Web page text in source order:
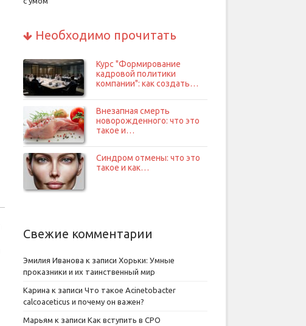
Необходимо прочитать
Курс "Формирование
кадровой политики
компании": как создать…
Внезапная смерть
новорожденного: что это
такое и…
Синдром отмены: что это
такое и как…
Свежие комментарии
Эмилия Иванова к записи Хорьки: Умные
проказники и их таинственный мир
Карина к записи Что такое Acinetobacter
calcoaceticus и почему он важен?
Марьям к записи Как вступить в СРО